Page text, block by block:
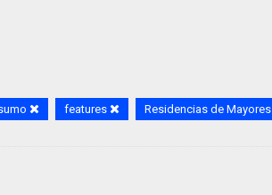
features Residencias de Mayores